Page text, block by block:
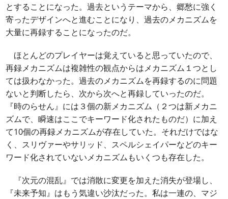
とすることになった。過去というテーマから、郷愁に強く
寄ったデザインへと進むことになり、過去のメカニズムを
大量に再録することになったのだ。
ほとんどのプレイヤーは覚えていると思っていたので、
再録メカニズムは複雑性の観点からはメカニズム１つとし
ては扱わなかった。過去のメカニズムを再録するのに問題
ないと判断したら、次から次へと再録していったのだ。
『時のらせん』には３個の新メカニズム（２つは新メカニ
ズムで、瞬速はここでキーワード化されたものだ）に加え
て10個の再録メカニズムが存在していた。それだけではな
く、スリヴァーやサリッド、スペルシェイパーなどのキー
ワード化されていないメカニズムもいくつも存在した。
『次元の混乱』では消散に変更を加えた消失が登場し、
『未来予知』はもう気違い沙汰だった。私は一連の、マジ